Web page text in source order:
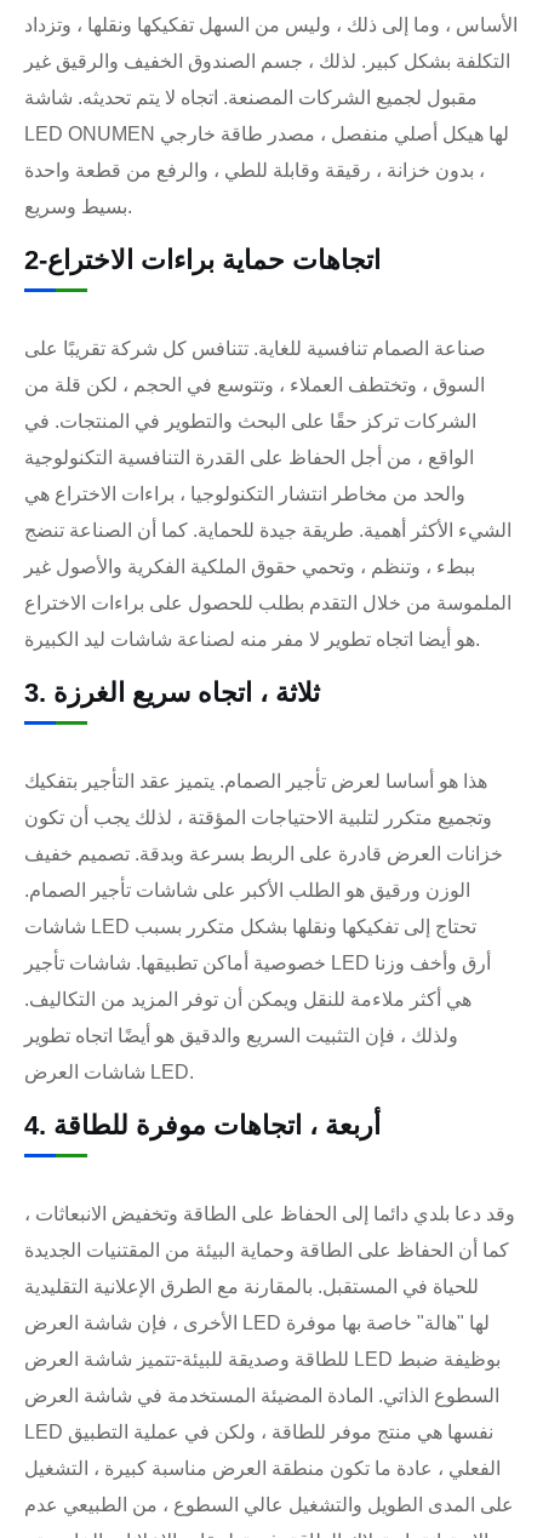
الأساس ، وما إلى ذلك ، وليس من السهل تفكيكها ونقلها ، وتزداد
التكلفة بشكل كبير. لذلك ، جسم الصندوق الخفيف والرقيق غير
مقبول لجميع الشركات المصنعة. اتجاه لا يتم تحديثه. شاشة
LED ONUMEN لها هيكل أصلي منفصل ، مصدر طاقة خارجي
، بدون خزانة ، رقيقة وقابلة للطي ، والرفع من قطعة واحدة
بسيط وسريع.
2-اتجاهات حماية براءات الاختراع
صناعة الصمام تنافسية للغاية. تتنافس كل شركة تقريبًا على
السوق ، وتختطف العملاء ، وتتوسع في الحجم ، لكن قلة من
الشركات تركز حقًا على البحث والتطوير في المنتجات. في
الواقع ، من أجل الحفاظ على القدرة التنافسية التكنولوجية
والحد من مخاطر انتشار التكنولوجيا ، براءات الاختراع هي
الشيء الأكثر أهمية. طريقة جيدة للحماية. كما أن الصناعة تنضج
ببطء ، وتنظم ، وتحمي حقوق الملكية الفكرية والأصول غير
الملموسة من خلال التقدم بطلب للحصول على براءات الاختراع
هو أيضا اتجاه تطوير لا مفر منه لصناعة شاشات ليد الكبيرة.
3. ثلاثة ، اتجاه سريع الغرزة
هذا هو أساسا لعرض تأجير الصمام. يتميز عقد التأجير بتفكيك
وتجميع متكرر لتلبية الاحتياجات المؤقتة ، لذلك يجب أن تكون
خزانات العرض قادرة على الربط بسرعة وبدقة. تصميم خفيف
الوزن ورقيق هو الطلب الأكبر على شاشات تأجير الصمام.
شاشات LED تحتاج إلى تفكيكها ونقلها بشكل متكرر بسبب
خصوصية أماكن تطبيقها. شاشات تأجير LED أرق وأخف وزنا
هي أكثر ملاءمة للنقل ويمكن أن توفر المزيد من التكاليف.
ولذلك ، فإن التثبيت السريع والدقيق هو أيضًا اتجاه تطوير
شاشات العرض LED.
4. أربعة ، اتجاهات موفرة للطاقة
وقد دعا بلدي دائما إلى الحفاظ على الطاقة وتخفيض الانبعاثات ،
كما أن الحفاظ على الطاقة وحماية البيئة من المقتنيات الجديدة
للحياة في المستقبل. بالمقارنة مع الطرق الإعلانية التقليدية
الأخرى ، فإن شاشة العرض LED لها "هالة" خاصة بها موفرة
للطاقة وصديقة للبيئة-تتميز شاشة العرض LED بوظيفة ضبط
السطوع الذاتي. المادة المضيئة المستخدمة في شاشة العرض
LED نفسها هي منتج موفر للطاقة ، ولكن في عملية التطبيق
الفعلي ، عادة ما تكون منطقة العرض مناسبة كبيرة ، التشغيل
على المدى الطويل والتشغيل عالي السطوع ، من الطبيعي عدم